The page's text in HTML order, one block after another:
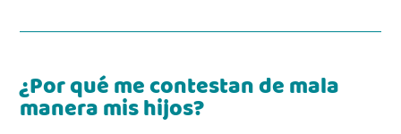
¿Por qué me contestan de mala
manera mis hijos?